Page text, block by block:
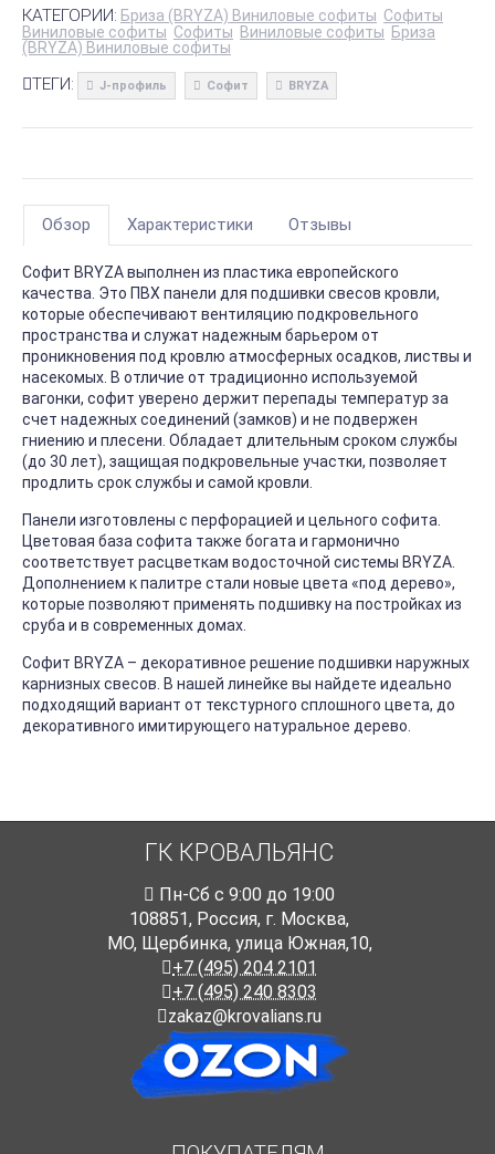
КАТЕГОРИИ: Бриза (BRYZA) Виниловые софиты Софиты
Виниловые софиты Софиты Виниловые софиты Бриза
(BRYZA) Виниловые софиты
ТЕГИ: J-профиль Софит BRYZA
Обзор Характеристики Отзывы
Софит BRYZA выполнен из пластика европейского
качества. Это ПВХ панели для подшивки свесов кровли,
которые обеспечивают вентиляцию подкровельного
пространства и служат надежным барьером от
проникновения под кровлю атмосферных осадков, листвы и
насекомых. В отличие от традиционно используемой
вагонки, софит уверено держит перепады температур за
счет надежных соединений (замков) и не подвержен
гниению и плесени. Обладает длительным сроком службы
(до 30 лет), защищая подкровельные участки, позволяет
продлить срок службы и самой кровли.
Панели изготовлены с перфорацией и цельного софита.
Цветовая база софита также богата и гармонично
соответствует расцветкам водосточной системы BRYZA.
Дополнением к палитре стали новые цвета «под дерево»,
которые позволяют применять подшивку на постройках из
сруба и в современных домах.
Софит BRYZA – декоративное решение подшивки наружных
карнизных свесов. В нашей линейке вы найдете идеально
подходящий вариант от текстурного сплошного цвета, до
декоративного имитирующего натуральное дерево.
ГК КРОВАЛЬЯНС
Пн-Cб с 9:00 до 19:00
108851, Россия, г. Москва,
МО, Щербинка, улица Южная,10,
+7 (495) 204 2101
+7 (495) 240 8303
zakaz@krovalians.ru